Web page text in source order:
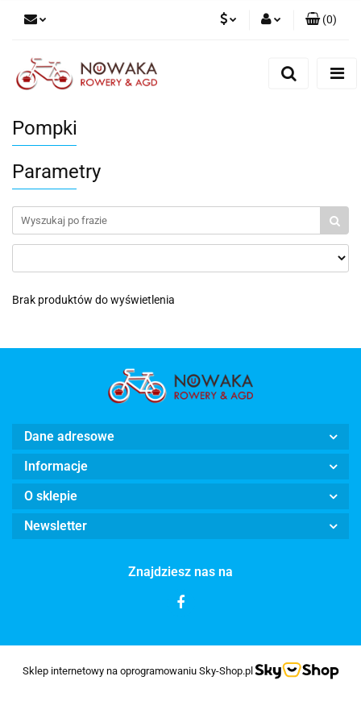
(0)
Pompki
Parametry
Brak produktów do wyświetlenia
Dane adresowe
Informacje
O sklepie
Newsletter
Znajdziesz nas na
Sklep internetowy na oprogramowaniu Sky-Shop.pl